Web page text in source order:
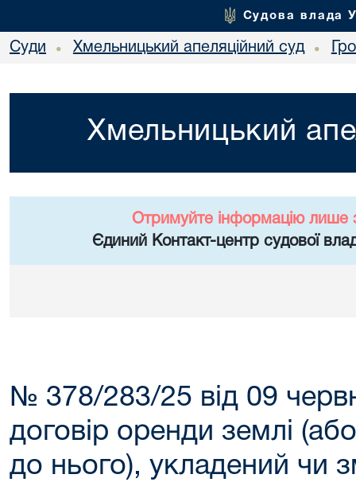
Судова влада
Суди • Хмельницький апеляційний суд •
Хмельницький
Отримуйте інформацію лише
Єдиний Контакт-центр судової
№ 378/283/25 від 09
договір оренди землі
до нього), укладений чи